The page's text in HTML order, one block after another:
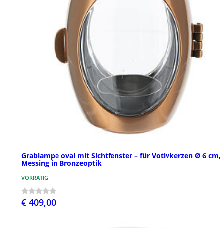
Grablampe oval mit Sichtfenster – für Votivkerzen Ø 6 cm,
Messing in Bronzeoptik
VORRÄTIG
€ 409,00